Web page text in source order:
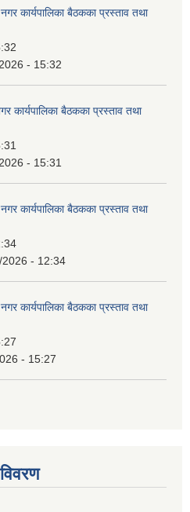
कार्यपालिका बैठकका प्रस्ताव तथा
- 15:32
बैठकका प्रस्ताव तथा
- 15:31
कार्यपालिका बैठकका प्रस्ताव तथा
- 12:34
कार्यपालिका बैठकका प्रस्ताव तथा
- 15:27